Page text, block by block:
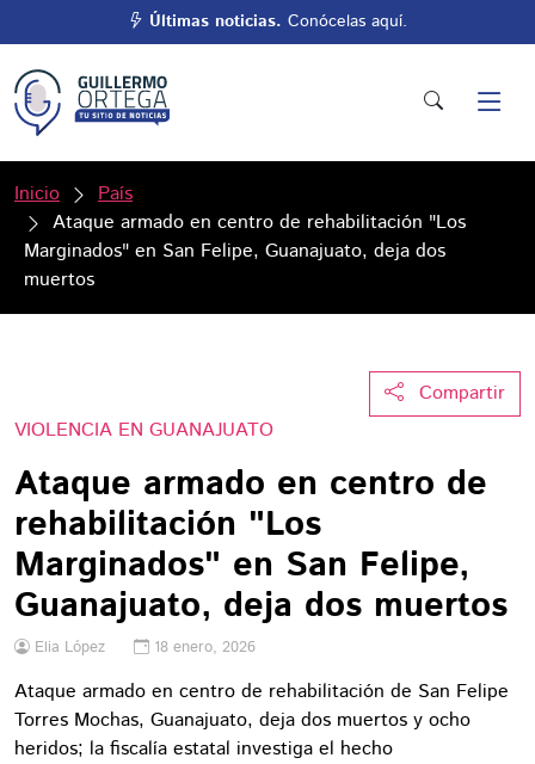
Últimas noticias. Conócelas aquí.
Inicio
País
Ataque armado en centro de rehabilitación "Los
Marginados" en San Felipe, Guanajuato, deja dos
muertos
Compartir
VIOLENCIA EN GUANAJUATO
Ataque armado en centro de
rehabilitación "Los
Marginados" en San Felipe,
Guanajuato, deja dos muertos
Elia López 18 enero, 2026
Ataque armado en centro de rehabilitación de San Felipe
Torres Mochas, Guanajuato, deja dos muertos y ocho
heridos; la fiscalía estatal investiga el hecho